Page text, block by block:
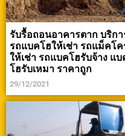
รับรื้อถอนอาคารตาก บริกา
รถแบคโฮให้เช่า รถแม็คโค
ให้เช่า รถแบคโฮรับจ้าง แบ
โฮรับเหมา ราคาถูก
29/12/2021